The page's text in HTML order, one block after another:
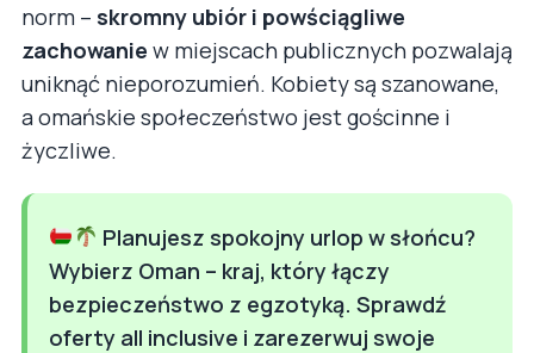
norm – skromny ubiór i powściągliwe
zachowanie w miejscach publicznych pozwalają
uniknąć nieporozumień. Kobiety są szanowane,
a omańskie społeczeństwo jest gościnne i
życzliwe.
Planujesz spokojny urlop w słońcu?
Wybierz Oman – kraj, który łączy
bezpieczeństwo z egzotyką. Sprawdź
oferty all inclusive i zarezerwuj swoje